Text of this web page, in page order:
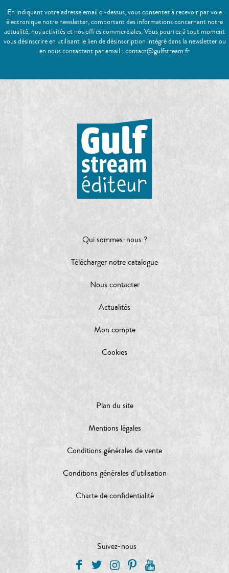
En indiquant votre adresse email ci-dessus, vous consentez à recevoir par voie
électronique notre newsletter, comportant des informations concernant notre
actualité, nos activités et nos offres commerciales. Vous pourrez à tout moment
vous désinscrire en utilisant le lien de désinscription intégré dans la newsletter ou
en nous contactant par email : contact@gulfstream.fr
Qui sommes-nous ?
Télécharger notre catalogue
Nous contacter
Actualités
Mon compte
Cookies
Plan du site
Mentions légales
Conditions générales de vente
Conditions générales d’utilisation
Charte de confidentialité
Suivez-nous